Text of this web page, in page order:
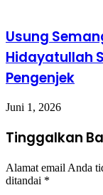
Usung
Hidayatullah
Pengenjek
Juni 1, 2026
Tinggalkan
Alamat email Anda
ditandai *